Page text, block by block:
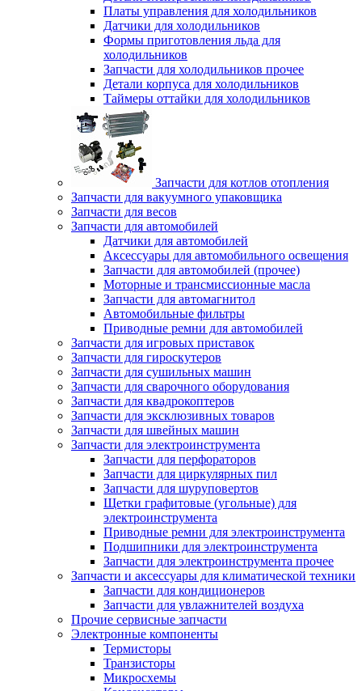
Платы управления для холодильников
Датчики для холодильников
Формы приготовления льда для
холодильников
Запчасти для холодильников прочее
Детали корпуса для холодильников
Таймеры оттайки для холодильников
Запчасти для котлов отопления
Запчасти для вакуумного упаковщика
Запчасти для весов
Запчасти для автомобилей
Датчики для автомобилей
Аксессуары для автомобильного освещения
Запчасти для автомобилей (прочее)
Моторные и трансмиссионные масла
Запчасти для автомагнитол
Автомобильные фильтры
Приводные ремни для автомобилей
Запчасти для игровых приставок
Запчасти для гироскутеров
Запчасти для сушильных машин
Запчасти для сварочного оборудования
Запчасти для квадрокоптеров
Запчасти для эксклюзивных товаров
Запчасти для швейных машин
Запчасти для электроинструмента
Запчасти для перфораторов
Запчасти для циркулярных пил
Запчасти для шуруповертов
Щетки графитовые (угольные) для
электроинструмента
Приводные ремни для электроинструмента
Подшипники для электроинструмента
Запчасти для электроинструмента прочее
Запчасти и аксессуары для климатической техники
Запчасти для кондиционеров
Запчасти для увлажнителей воздуха
Прочие сервисные запчасти
Электронные компоненты
Термисторы
Транзисторы
Микросхемы